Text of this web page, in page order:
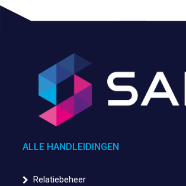
ALLE HANDLEIDINGEN
Relatiebeheer